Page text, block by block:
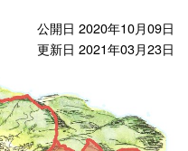
公開日 2020年10月09日
更新日 2021年03月23日